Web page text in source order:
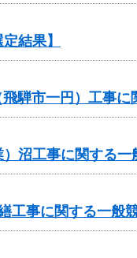
結果】
騨市一円）工事に
沼工事に関する一
事に関する一般